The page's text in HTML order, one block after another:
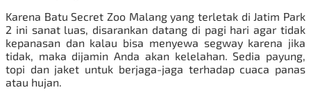
Karena Batu Secret Zoo Malang yang terletak di Jatim Park
2 ini sanat luas, disarankan datang di pagi hari agar tidak
kepanasan dan kalau bisa menyewa segway karena jika
tidak, maka dijamin Anda akan kelelahan. Sedia payung,
topi dan jaket untuk berjaga-jaga terhadap cuaca panas
atau hujan.